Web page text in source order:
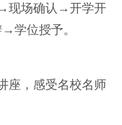
现场确认→开学开
学位授予。
座，感受名校名师